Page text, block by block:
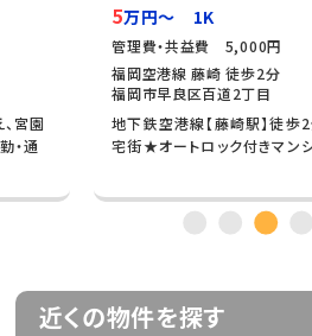
宮園
・通
5万円～ 1K
管理費・共益費 5,000円
福岡空港線 藤崎 徒歩2分
福岡市早良区百道2丁目
地下鉄空港線【藤崎駅】徒
宅街★オートロック付きマン
近くの物件を探す